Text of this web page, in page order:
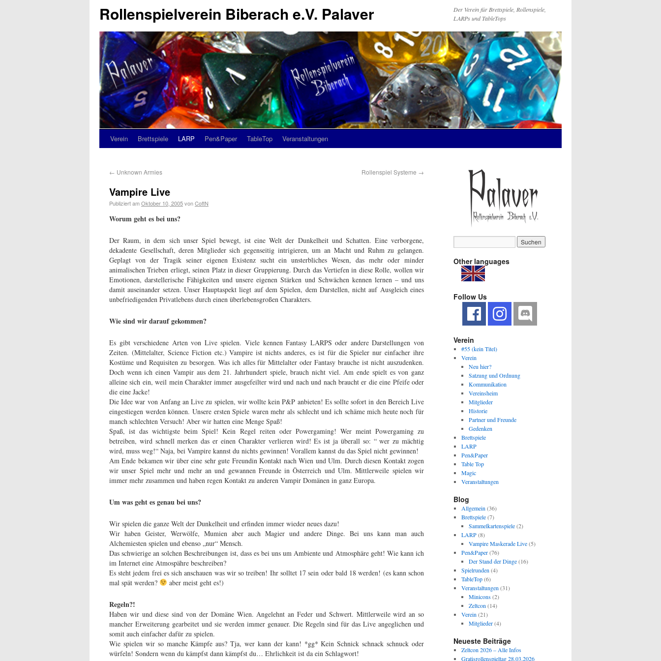
Rollenspielverein Biberach e.V. Palaver
Der Verein für Brettspiele, Rollenspiele,
LARPs und TableTops
Verein Brettspiele LARP Pen&Paper TableTop Veranstaltungen
← Unknown Armies Rollenspiel Systeme →
Vampire Live
Publiziert amOktober 10, 2005vonCoftN
Worum geht es bei uns?
Der Raum, in dem sich unser Spiel bewegt, ist eine Welt der Dunkelheit und Schatten. Eine verborgene,
dekadente Gesellschaft, deren Mitglieder sich gegenseitig intrigieren, um an Macht und Ruhm zu gelangen.
Geplagt von der Tragik seiner eigenen Existenz sucht ein unsterbliches Wesen, das mehr oder minder
animalischen Trieben erliegt, seinen Platz in dieser Gruppierung. Durch das Vertiefen in diese Rolle, wollen wir
Emotionen, darstellerische Fähigkeiten und unsere eigenen Stärken und Schwächen kennen lernen – und uns
damit auseinander setzen. Unser Hauptaspekt liegt auf dem Spielen, dem Darstellen, nicht auf Ausgleich eines
unbefriedigenden Privatlebens durch einen überlebensgroßen Charakters.
Wie sind wir darauf gekommen?
Es gibt verschiedene Arten von Live spielen. Viele kennen Fantasy LARPS oder andere Darstellungen von
Zeiten. (Mittelalter, Science Fiction etc.) Vampire ist nichts anderes, es ist für die Spieler nur einfacher ihre
Kostüme und Requisiten zu besorgen. Was ich alles für Mittelalter oder Fantasy brauche ist nicht auszudenken.
Doch wenn ich einen Vampir aus dem 21. Jahrhundert spiele, brauch nicht viel. Am ende spielt es von ganz
alleine sich ein, weil mein Charakter immer ausgefeilter wird und nach und nach braucht er die eine Pfeife oder
die eine Jacke!
Die Idee war von Anfang an Live zu spielen, wir wollte kein P&P anbieten! Es sollte sofort in den Bereich Live
eingestiegen werden können. Unsere ersten Spiele waren mehr als schlecht und ich schäme mich heute noch für
manch schlechten Versuch! Aber wir hatten eine Menge Spaß!
Spaß, ist das wichtigste beim Spiel! Kein Regel reiten oder Powergaming! Wer meint Powergaming zu
betreiben, wird schnell merken das er einen Charakter verlieren wird! Es ist ja überall so: “ wer zu mächtig
wird, muss weg!“ Naja, bei Vampire kannst du nichts gewinnen! Vorallem kannst du das Spiel nicht gewinnen!
Am Ende bekamen wir über eine sehr gute Freundin Kontakt nach Wien und Ulm. Durch diesen Kontakt zogen
wir unser Spiel mehr und mehr an und gewannen Freunde in Österreich und Ulm. Mittlerweile spielen wir
immer mehr zusammen und haben regen Kontakt zu anderen Vampir Domänen in ganz Europa.
Um was geht es genau bei uns?
Wir spielen die ganze Welt der Dunkelheit und erfinden immer wieder neues dazu!
Wir haben Geister, Werwölfe, Mumien aber auch Magier und andere Dinge. Bei uns kann man auch
Alchemiesten spielen und ebenso „nur“ Mensch.
Das schwierige an solchen Beschreibungen ist, dass es bei uns um Ambiente und Atmosphäre geht! Wie kann ich
im Internet eine Atmospähre beschreiben?
Es steht jedem frei es sich anschauen was wir so treiben! Ihr solltet 17 sein oder bald 18 werden! (es kann schon
mal spät werden?
aber meist geht es!)
Regeln?!
Haben wir und diese sind von der Domäne Wien. Angelehnt an Feder und Schwert. Mittlerweile wird an so
mancher Erweiterung gearbeitet und sie werden immer genauer. Die Regeln sind für das Live angeglichen und
somit auch einfacher dafür zu spielen.
Wie spielen wir so manche Kämpfe aus? Tja, wer kann der kann! *gg* Kein Schnick schnack schnuck oder
würfeln! Sondern wenn du kämpfst dann kämpfst du… Ehrlichkeit ist da ein Schlagwort!
Other languages
Follow Us
Verein
#55 (kein Titel)
Verein
Neu hier?
Satzung und Ordnung
Kommunikation
Vereinsheim
Mitglieder
Historie
Partner und Freunde
Gedenken
Brettspiele
LARP
Pen&Paper
Table Top
Magic
Veranstaltungen
Blog
Allgemein (36)
Brettspiele(7)
Sammelkartenspiele(2)
LARP(8)
Vampire Maskerade Live(5)
Pen&Paper(76)
Der Stand der Dinge(16)
Spielrunden (4)
TableTop(6)
Veranstaltungen (31)
Minicons(2)
Zeltcon (14)
Verein (21)
Mitglieder(4)
Neueste Beiträge
Zeltcon 2026 – Alle Infos
Gratisrollenspieltag 28.03.2026